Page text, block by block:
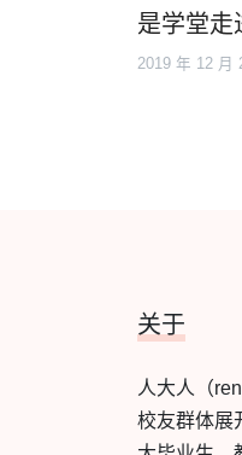
是学堂走
2019 年 12 月
关于
人大人（
校友群体展